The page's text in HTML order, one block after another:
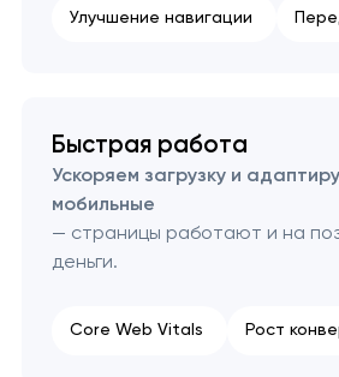
Улучшение навигации
Быстрая работа
Ускоряем загрузку и
мобильные
— страницы работают и на
деньги.
Core Web Vitals Рост